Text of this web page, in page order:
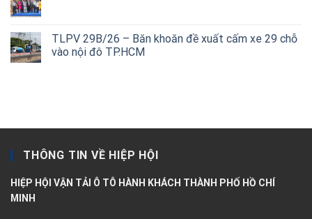
TLPV 29B/26 – Băn khoăn đề xuất cấm xe 29 chỗ
vào nội đô TP.HCM
THÔNG TIN VỀ HIỆP HỘI
HIỆP HỘI VẬN TẢI Ô TÔ HÀNH KHÁCH THÀNH PHỐ HỒ CHÍ
MINH